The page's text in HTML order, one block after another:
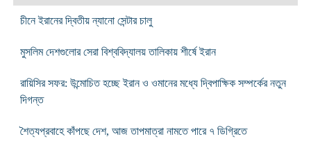
চীনে ইরানের দ্বিতীয় ন্যানো সেন্টার চালু
মুসলিম দেশগুলোর সেরা বিশ্ববিদ্যালয় তালিকায় শীর্ষে ইরান
রায়িসির সফর: উন্মোচিত হচ্ছে ইরান ও ওমানের মধ্যে দ্বিপাক্ষিক সম্পর্কের নতুন
দিগন্ত
শৈত্যপ্রবাহে কাঁপছে দেশ, আজ তাপমাত্রা নামতে পারে ৭ ডিগ্রিতে